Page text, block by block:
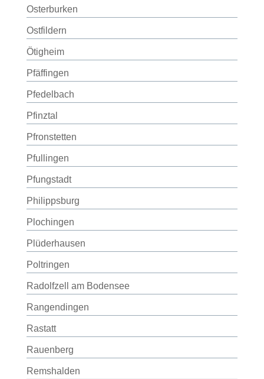
Osterburken
Ostfildern
Ötigheim
Pfäffingen
Pfedelbach
Pfinztal
Pfronstetten
Pfullingen
Pfungstadt
Philippsburg
Plochingen
Plüderhausen
Poltringen
Radolfzell am Bodensee
Rangendingen
Rastatt
Rauenberg
Remshalden